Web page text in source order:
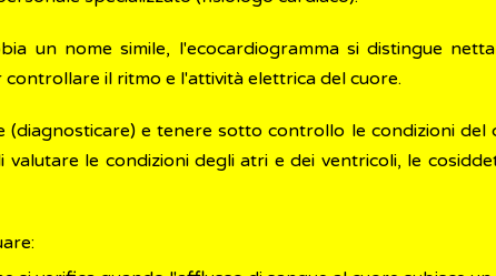
un nome simile, l'ecocardiogramma si distingue
controllare il ritmo e l'attività elettrica del cuore.
e tenere sotto controllo le condizioni
le condizioni degli atri e dei ventricoli, le